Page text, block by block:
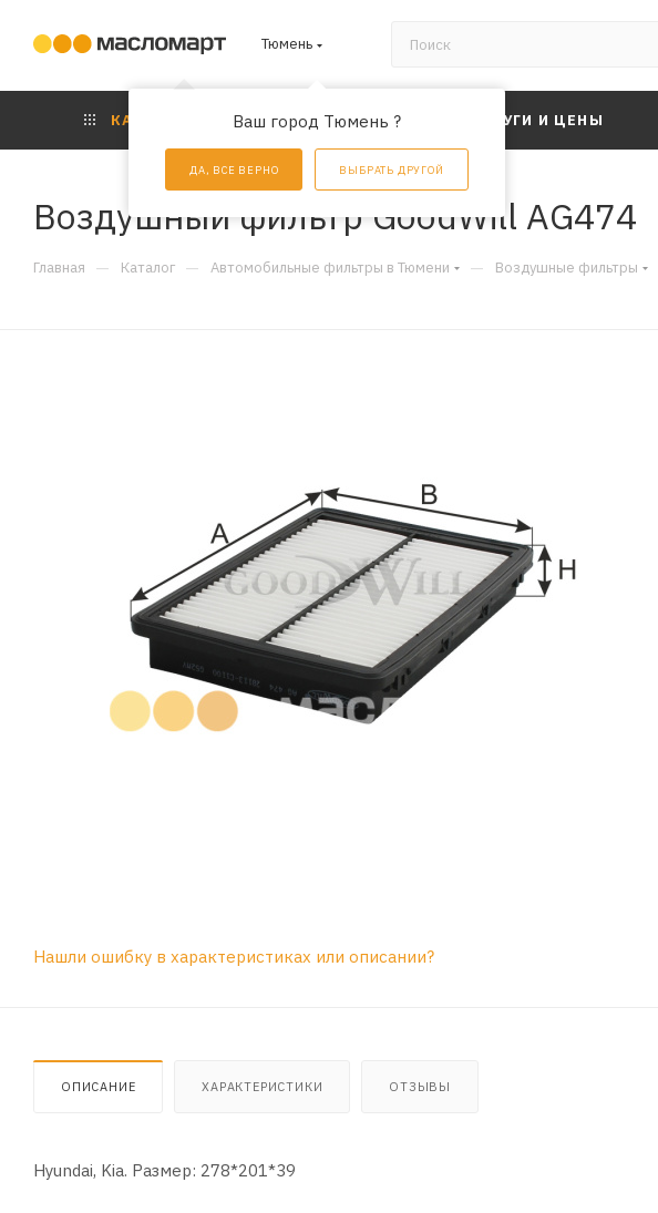
Тюмень
Ваш город Тюмень ?
ДА, ВСЕ ВЕРНО ВЫБРАТЬ ДРУГОЙ
КАТАЛОГ АКЦИИ УСЛУГИ И ЦЕНЫ
Воздушный фильтр GoodWill AG474
Главная — Каталог — Автомобильные фильтры в Тюмени — Воздушные фильтры
Нашли ошибку в характеристиках или описании?
ОПИСАНИЕ ХАРАКТЕРИСТИКИ ОТЗЫВЫ
Hyundai, Kia. Размер: 278*201*39